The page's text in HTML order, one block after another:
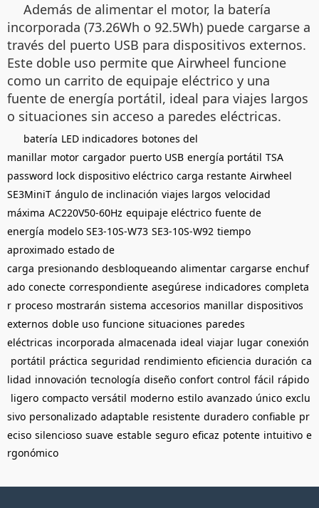
Además de alimentar el motor, la batería
incorporada (73.26Wh o 92.5Wh) puede cargarse a
través del puerto USB para dispositivos externos.
Este doble uso permite que Airwheel funcione
como un carrito de equipaje eléctrico y una
fuente de energía portátil, ideal para viajes largos
o situaciones sin acceso a paredes eléctricas.
batería LED indicadores botones del
manillar motor cargador puerto USB energía portátil TSA
password lock dispositivo eléctrico carga restante Airwheel
SE3MiniT ángulo de inclinación viajes largos velocidad
máxima AC220V50-60Hz equipaje eléctrico fuente de
energía modelo SE3-10S-W73 SE3-10S-W92 tiempo
aproximado estado de
carga presionando desbloqueando alimentar cargarse enchuf
ado conecte correspondiente asegúrese indicadores completa
r proceso mostrarán sistema accesorios manillar dispositivos
externos doble uso funcione situaciones paredes
eléctricas incorporada almacenada ideal viajar lugar conexión
portátil práctica seguridad rendimiento eficiencia duración ca
lidad innovación tecnología diseño confort control fácil rápido
ligero compacto versátil moderno estilo avanzado único exclu
sivo personalizado adaptable resistente duradero confiable pr
eciso silencioso suave estable seguro eficaz potente intuitivo e
rgonómico